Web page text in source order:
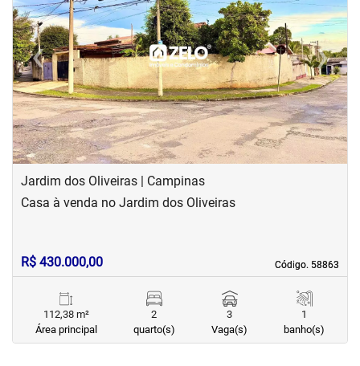
‹Previous ›Next
Jardim dos Oliveiras | Campinas
Código. 58863
Código. 58863
Casa à venda no Jardim dos Oliveiras
R$ 430.000,00
112,38 m²
Área principal
2
quarto(s)
3
Vaga(s)
1
banho(s)